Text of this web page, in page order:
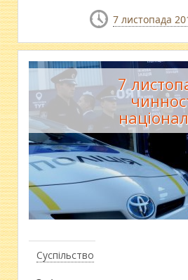
7 листопада
Суспільство
7